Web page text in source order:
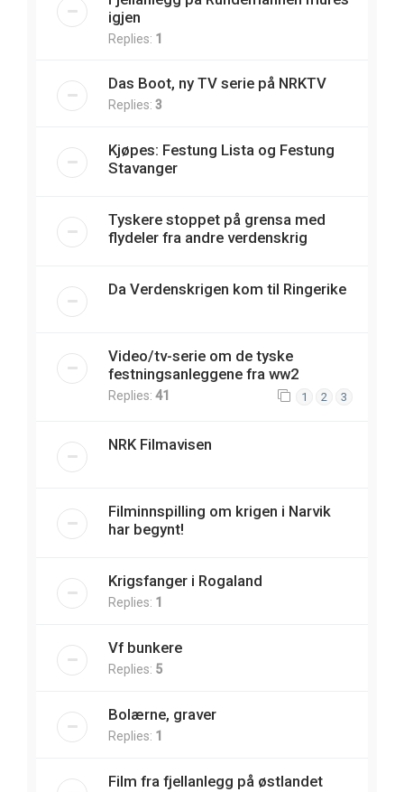
igjen
Replies: 1
Das Boot, ny TV serie på NRKTV
Replies: 3
Kjøpes: Festung Lista og Festung
Stavanger
Tyskere stoppet på grensa med
flydeler fra andre verdenskrig
Da Verdenskrigen kom til Ringerike
Video/tv-serie om de tyske
festningsanleggene fra ww2
Replies: 41 1 2 3
NRK Filmavisen
Filminnspilling om krigen i Narvik
har begynt!
Krigsfanger i Rogaland
Replies: 1
Vf bunkere
Replies: 5
Bolærne, graver
Replies: 1
Film fra fjellanlegg på østlandet